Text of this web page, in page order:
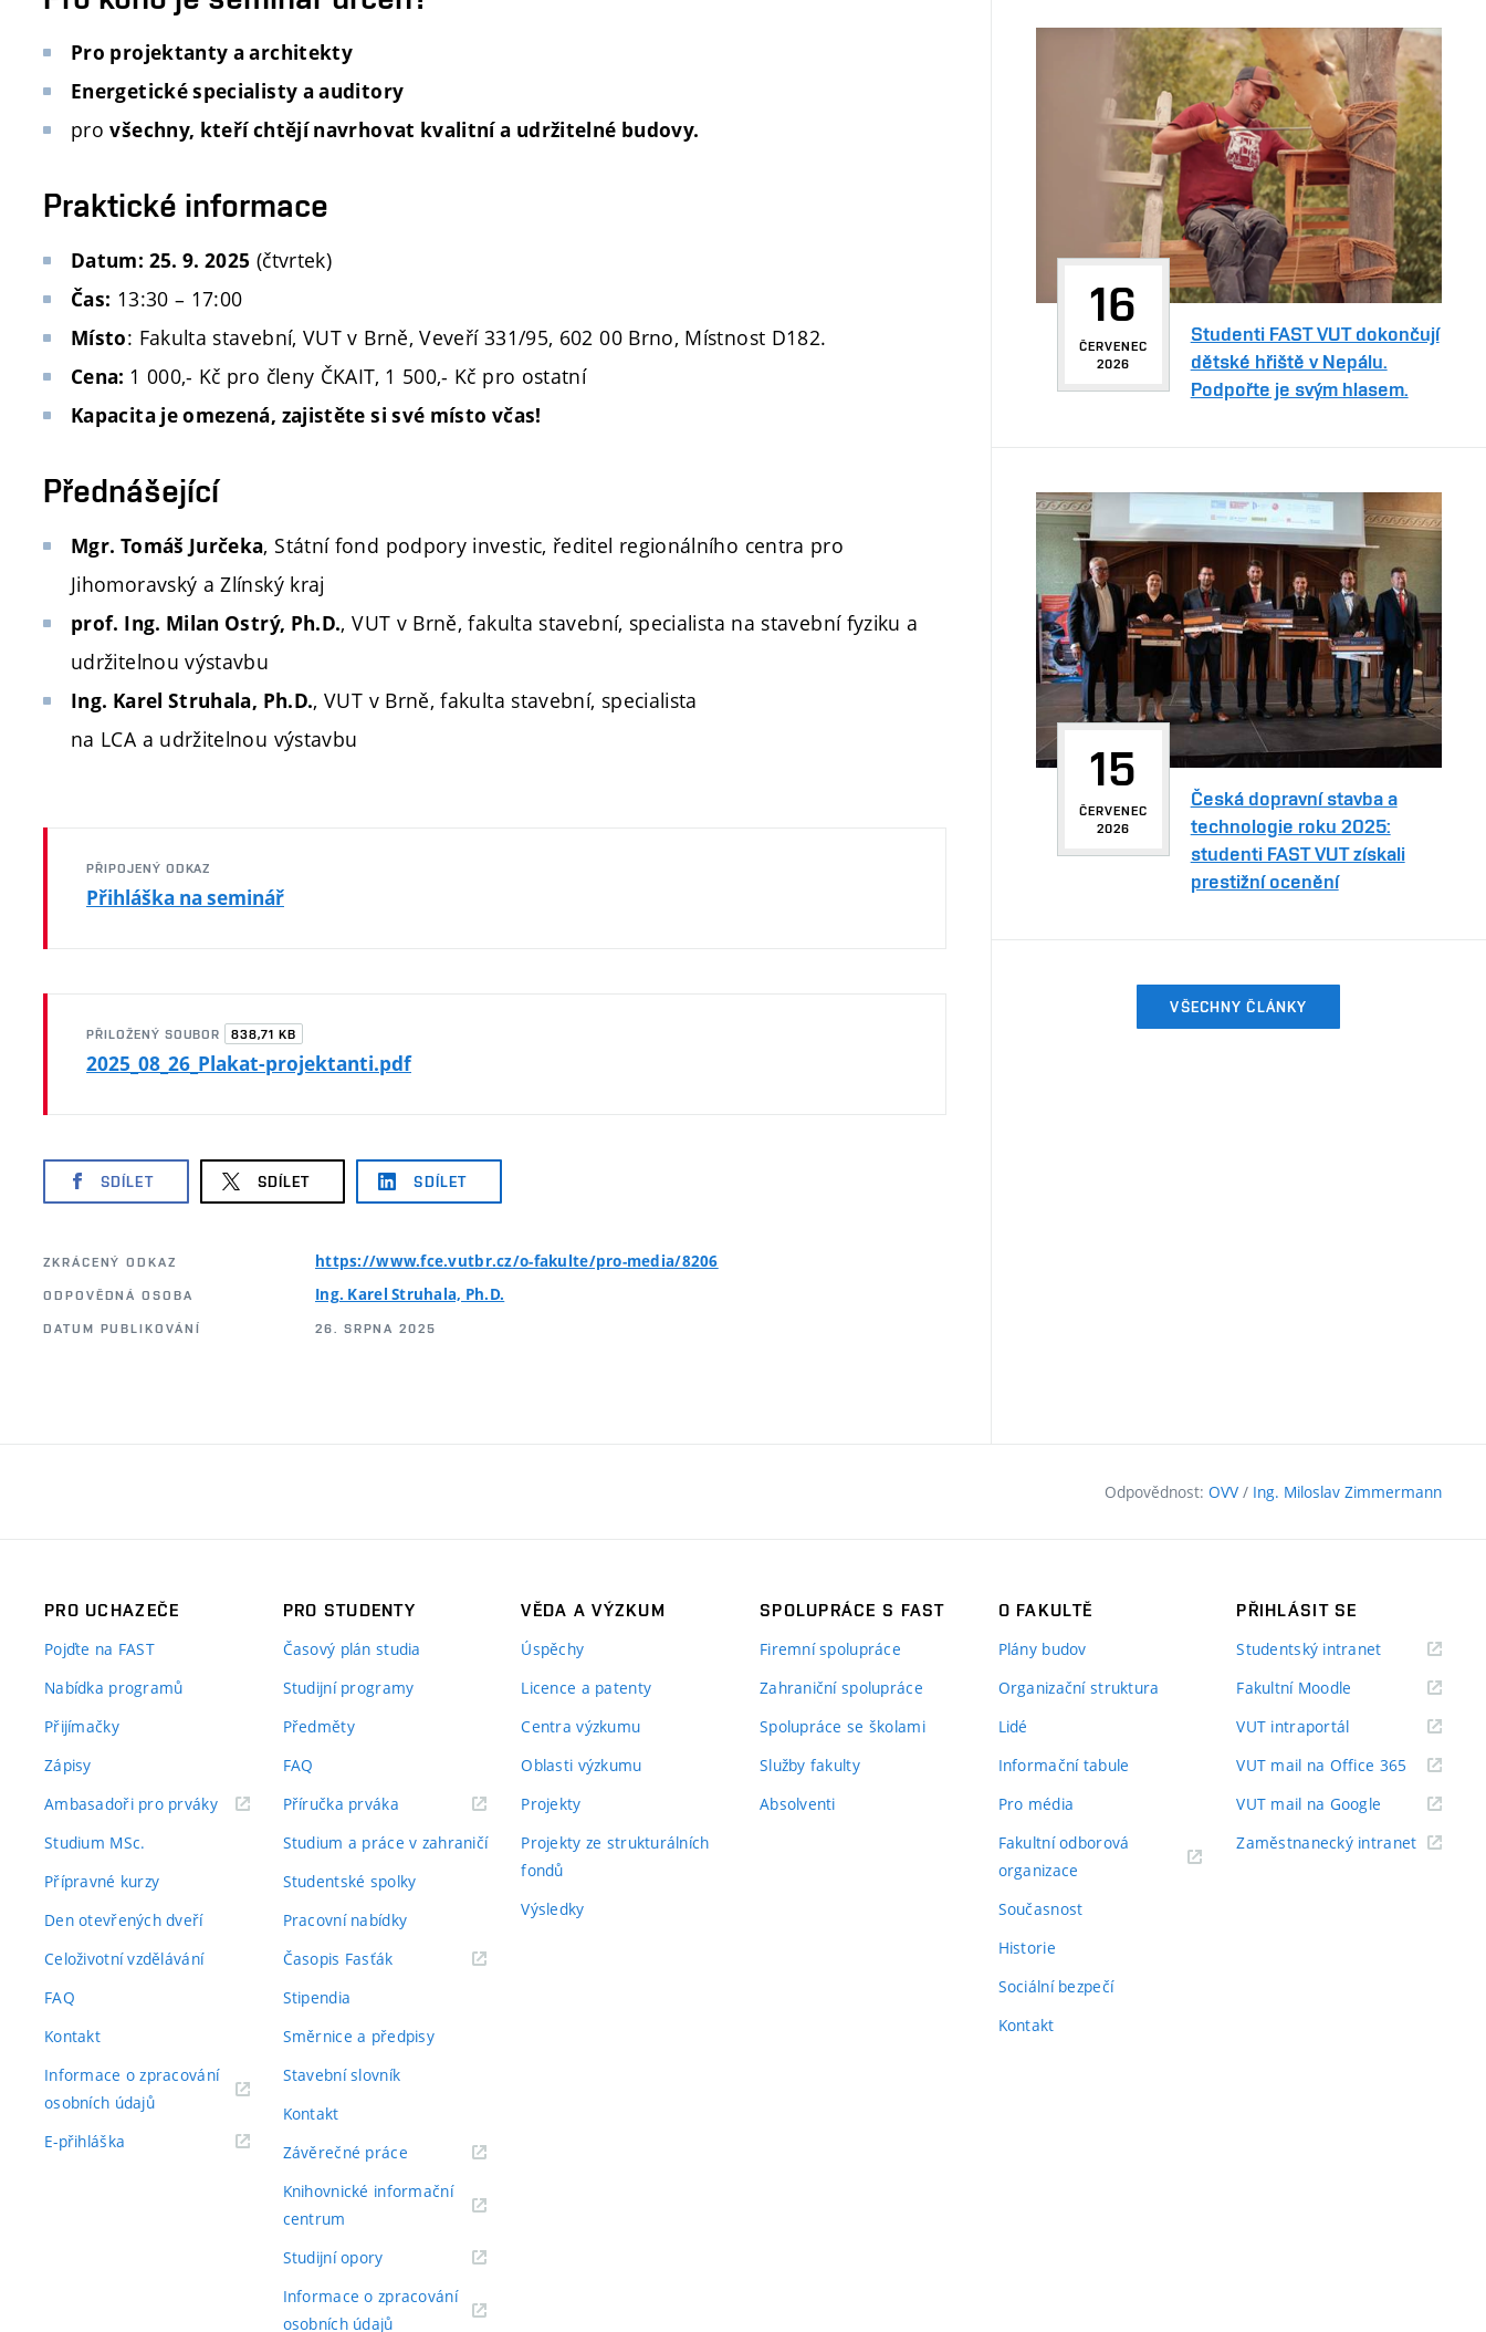
Pro projektanty a architekty
Energetické specialisty a auditory
provšechny, kteří chtějí navrhovat kvalitní a udržitelné budovy.
Praktické informace
Datum: 25. 9. 2025 (čtvrtek)
Čas: 13:30 – 17:00
Místo: Fakulta stavební, VUT v Brně, Veveří 331/95, 602 00 Brno, Místnost D182.
Cena: 1 000,- Kč pro členy ČKAIT, 1 500,- Kč pro ostatní
Kapacita je omezená, zajistěte si své místo včas!
Přednášející
Mgr. Tomáš Jurčeka, Státní fond podpory investic, ředitel regionálního centra pro
Jihomoravský a Zlínský kraj
prof. Ing. Milan Ostrý, Ph.D., VUT v Brně, fakulta stavební, specialista na stavební fyziku a
udržitelnou výstavbu
Ing. Karel Struhala, Ph.D., VUT v Brně, fakulta stavební, specialista
na LCA a udržitelnou výstavbu
PŘIPOJENÝ ODKAZ
Přihláška na seminář
PŘILOŽENÝ SOUBOR 838,71 KB
2025_08_26_Plakat-projektanti.pdf
SDÍLET SDÍLET SDÍLET
ZKRÁCENÝ ODKAZ https://www.fce.vutbr.cz/o-fakulte/pro-media/8206
ODPOVĚDNÁ OSOBA Ing. Karel Struhala, Ph.D.
DATUM PUBLIKOVÁNÍ 26. SRPNA 2025
16
ČERVENEC
2026
Studenti FAST VUT dokončují
dětské hřiště v Nepálu.
Podpořte je svým hlasem.
15
ČERVENEC
2026
Česká dopravní stavba a
technologie roku 2025:
studenti FAST VUT získali
prestižní ocenění
VŠECHNY ČLÁNKY
Odpovědnost: OVV / Ing. Miloslav Zimmermann
PRO UCHAZEČE
Pojďte na FAST
Nabídka programů
Přijímačky
Zápisy
Ambasadoři pro prváky(externí
Studium MSc.
Přípravné kurzy
Den otevřených dveří
Celoživotní vzdělávání
FAQ
Kontakt
Informace o zpracování
osobních údajů(externí
E-přihláška
PRO STUDENTY
Časový plán studia
Studijní programy
Předměty
FAQ
Příručka prváka(externí
Studium a práce v zahraničí
Studentské spolky
Pracovní nabídky
Časopis Fasťák(externí
Stipendia
Směrnice a předpisy
Stavební slovník
Kontakt
Závěrečné práce(externí
Knihovnické informační
centrum
Studijní opory(externí
Informace o zpracování
osobních údajů(externí
VĚDA A VÝZKUM
Úspěchy
Licence a patenty
Centra výzkumu
Oblasti výzkumu
Projekty
Projekty ze strukturálních
fondů
Výsledky
SPOLUPRÁCE S FAST
Firemní spolupráce
Zahraniční spolupráce
Spolupráce se školami
Služby fakulty
Absolventi
O FAKULTĚ
Plány budov
Organizační struktura
Lidé
Informační tabule
Pro média
Fakultní odborová
organizace
Současnost
Historie
Sociální bezpečí
Kontakt
PŘIHLÁSIT SE
Studentský intranet(externí
Fakultní Moodle
VUT intraportál(externí
VUT mail na Office 365 (externí
odkaz)
VUT mail na Google (externí
Zaměstnanecký intranet(externí